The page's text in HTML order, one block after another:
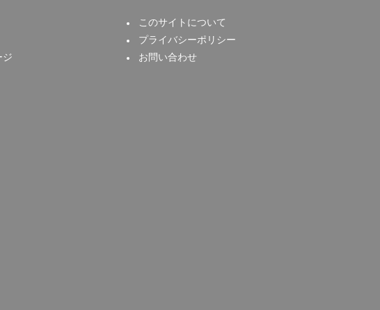
ジ
このサイトについて
プライバシーポリシー
お問い合わせ